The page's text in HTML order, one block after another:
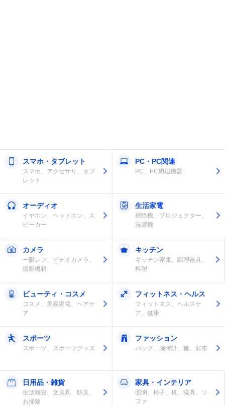
スマホ・タブレット
スマホ、アクセサリ、タブ
レット
PC・PC関連
PC、PC周辺機器
オーディオ
イヤホン、ヘッドホン、ス
ピーカー
生活家電
掃除機、プロジェクター、
洗濯機
カメラ
一眼レフ、ビデオカメラ、
撮影機材
キッチン
キッチン家電、調理器具、
料理
ビューティ・コスメ
コスメ、美容家電、ヘアケ
ア
フィットネス・ヘルス
フィットネス、ヘルスケ
ア、健康
スポーツ
スポーツ、スポーツグッズ
ファッション
バッグ、腕時計、靴、財布
日用品・雑貨
生活雑貨、文房具、防災、
お掃除
家具・インテリア
照明、椅子、机、寝具、ソ
ファ